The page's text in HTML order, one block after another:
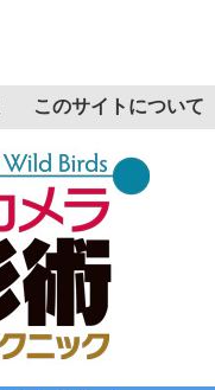
このサイトについて